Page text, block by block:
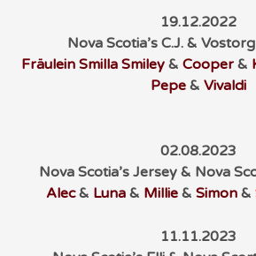
19.12.2022
Nova Scotia’s C.J. &
Fräulein Smilla Smiley & Cooper &
Pepe & Vivaldi
02.08.2023
Nova Scotia’s Jersey & Nova
Alec& Luna & Millie & Simon &
11.11.2023